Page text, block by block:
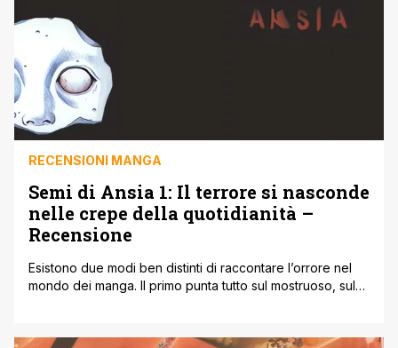
RECENSIONI MANGA
Semi di Ansia 1: Il terrore si nasconde
nelle crepe della quotidianità –
Recensione
Esistono due modi ben distinti di raccontare l’orrore nel
mondo dei manga. Il primo punta tutto sul mostruoso, sul
secondo metodo, decisamente più sottile ed